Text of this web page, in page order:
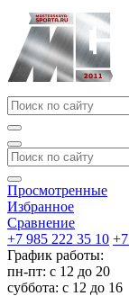
Просмотренные
Избранное
Сравнение
+7 985 222 35 10
График работы:
пн-пт: с 12 до 20
суббота: c 12 до 16